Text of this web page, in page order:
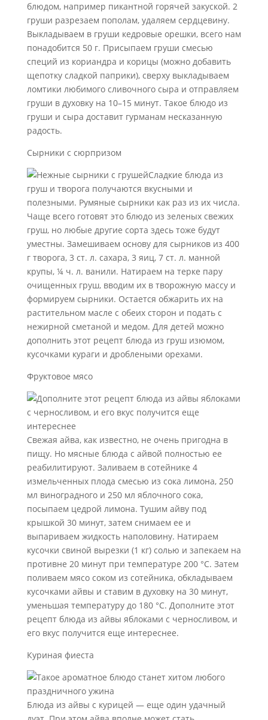
блюдом, например пикантной горячей закуской. 2
груши разрезаем пополам, удаляем сердцевину.
Выкладываем в груши кедровые орешки, всего нам
понадобится 50 г. Присыпаем груши смесью
специй из кориандра и корицы (можно добавить
щепотку сладкой паприки), сверху выкладываем
ломтики любимого сливочного сыра и отправляем
груши в духовку на 10–15 минут. Такое блюдо из
груши и сыра доставит гурманам несказанную
радость.
Сырники с сюрпризом
Сладкие блюда из
груш и творога получаются вкусными и
полезными. Румяные сырники как раз из их числа.
Чаще всего готовят это блюдо из зеленых свежих
груш, но любые другие сорта здесь тоже будут
уместны. Замешиваем основу для сырников из 400
г творога, 3 ст. л. сахара, 3 яиц, 7 ст. л. манной
крупы, ¼ ч. л. ванили. Натираем на терке пару
очищенных груш, вводим их в творожную массу и
формируем сырники. Остается обжарить их на
растительном масле с обеих сторон и подать с
нежирной сметаной и медом. Для детей можно
дополнить этот рецепт блюда из груш изюмом,
кусочками кураги и дроблеными орехами.
Фруктовое мясо
Свежая айва, как известно, не очень пригодна в
пищу. Но мясные блюда с айвой полностью ее
реабилитируют. Заливаем в сотейнике 4
измельченных плода смесью из сока лимона, 250
мл виноградного и 250 мл яблочного сока,
посыпаем цедрой лимона. Тушим айву под
крышкой 30 минут, затем снимаем ее и
выпариваем жидкость наполовину. Натираем
кусочки свиной вырезки (1 кг) солью и запекаем на
противне 20 минут при температуре 200 °С. Затем
поливаем мясо соком из сотейника, обкладываем
кусочками айвы и ставим в духовку на 30 минут,
уменьшая температуру до 180 °C. Дополните этот
рецепт блюда из айвы яблоками с черносливом, и
его вкус получится еще интереснее.
Куриная фиеста
Блюда из айвы с курицей — еще один удачный